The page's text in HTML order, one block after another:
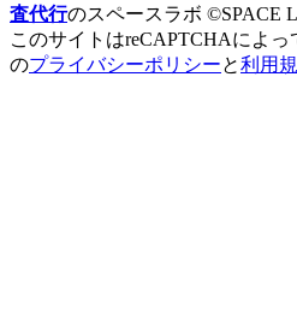
査代行のスペースラボ ©SPACE
このサイトはreCAPTCHAによ
のプライバシーポリシーと利用